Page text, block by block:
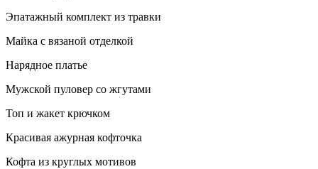
Эпатажный комплект из травки
Майка с вязаной отделкой
Нарядное платье
Мужской пуловер со жгутами
Топ и жакет крючком
Красивая ажурная кофточка
Кофта из круглых мотивов